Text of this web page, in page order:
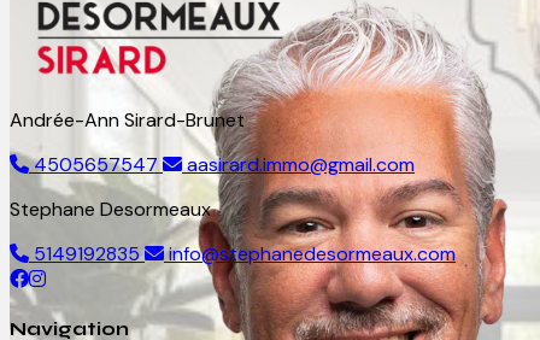
Andrée-Ann Sirard-Brunet
4505657547
aasirard.immo@gmail.com
Stephane Desormeaux
5149192835
info@stephanedesormeaux.com
Navigation